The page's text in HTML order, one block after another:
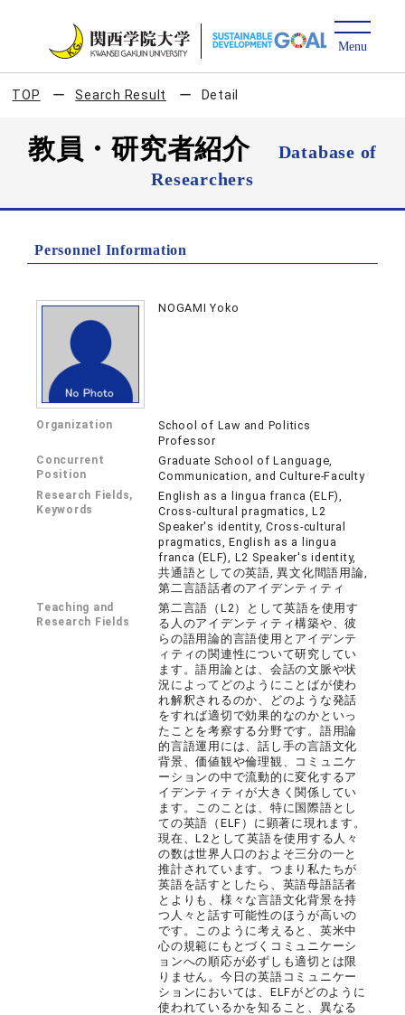
TOP Search Result Detail
教員・研究者紹介
Database of
Researchers
Personnel Information
NOGAMI Yoko
Organization
School of Law and Politics
Professor
Concurrent
Position
Graduate School of Language,
Communication, and Culture-Faculty
Research Fields,
Keywords
English as a lingua franca (ELF),
Cross-cultural pragmatics, L2
Speaker's identity, Cross-cultural
pragmatics, English as a lingua
franca (ELF), L2 Speaker's identity,
共通語としての英語, 異文化間語用論,
第二言語話者のアイデンティティ
Teaching and
Research Fields
第二言語（L2）として英語を使用す
る人のアイデンティティ構築や、彼
らの語用論的言語使用とアイデンテ
ィティの関連性について研究してい
ます。語用論とは、会話の文脈や状
況によってどのようにことばが使わ
れ解釈されるのか、どのような発話
をすれば適切で効果的なのかといっ
たことを考察する分野です。語用論
的言語運用には、話し手の言語文化
背景、価値観や倫理観、コミュニケ
ーションの中で流動的に変化するア
イデンティティが大きく関係してい
ます。このことは、特に国際語とし
ての英語（ELF）に顕著に現れます。
現在、L2として英語を使用する人々
の数は世界人口のおよそ三分の一と
推計されています。つまり私たちが
英語を話すとしたら、英語母語話者
とよりも、様々な言語文化背景を持
つ人々と話す可能性のほうが高いの
です。このように考えると、英米中
心の規範にもとづくコミュニケーシ
ョンへの順応が必ずしも適切とは限
りません。今日の英語コミュニケー
ションにおいては、ELFがどのように
使われているかを知ること、異なる